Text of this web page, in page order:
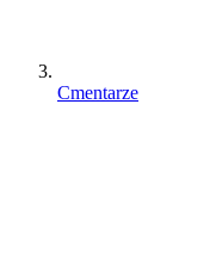
Cmentarze